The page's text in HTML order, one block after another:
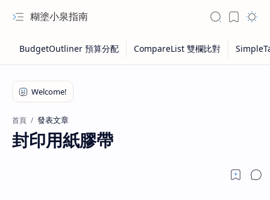
糊塗小泉指南
首頁 發表文章
封印用紙膠帶